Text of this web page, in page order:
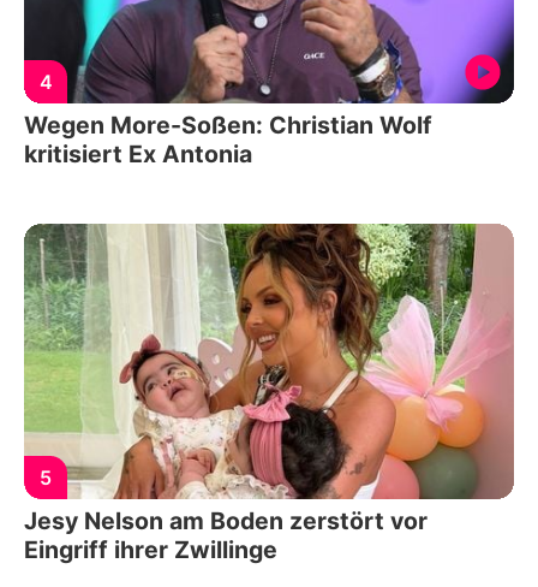
4
Wegen More-Soßen: Christian Wolf
kritisiert Ex Antonia
5
Jesy Nelson am Boden zerstört vor
Eingriff ihrer Zwillinge